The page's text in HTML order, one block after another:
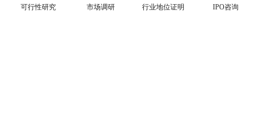
可行性研究 市场调研 行业地位证明 IPO咨询